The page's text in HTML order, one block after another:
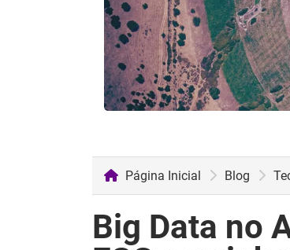
Página Inicial Blog
Big Data no